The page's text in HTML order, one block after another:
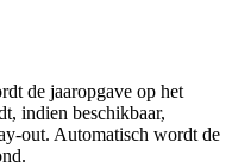
de jaaropgave op het
indien beschikbaar,
out. Automatisch wordt de